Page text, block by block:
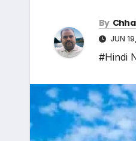
By
JUN
#Hindi